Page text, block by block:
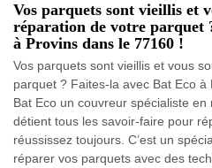
Vos parquets sont vieillis et
réparation de votre parquet
à Provins dans le 77160 !
Vos parquets sont vieillis et vous
parquet ? Faites-la avec Bat Eco
Bat Eco un couvreur spécialiste
détient tous les savoir-faire pour
réussissez toujours. C’est un
réparer vos parquets avec des